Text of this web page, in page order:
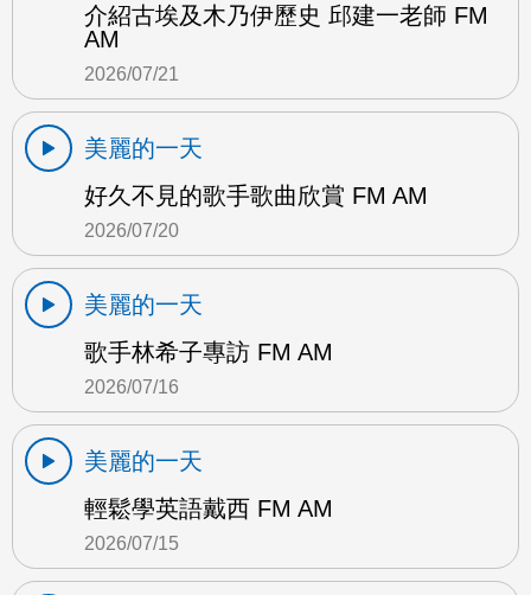
介紹古埃及木乃伊歷史 邱建一老師 FM
AM
2026/07/21
美麗的一天
好久不見的歌手歌曲欣賞 FM AM
2026/07/20
美麗的一天
歌手林希子專訪 FM AM
2026/07/16
美麗的一天
輕鬆學英語戴西 FM AM
2026/07/15